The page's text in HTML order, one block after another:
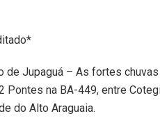
Jupaguá – As fortes
Pontes na BA-449, entre
do Alto Araguaia.